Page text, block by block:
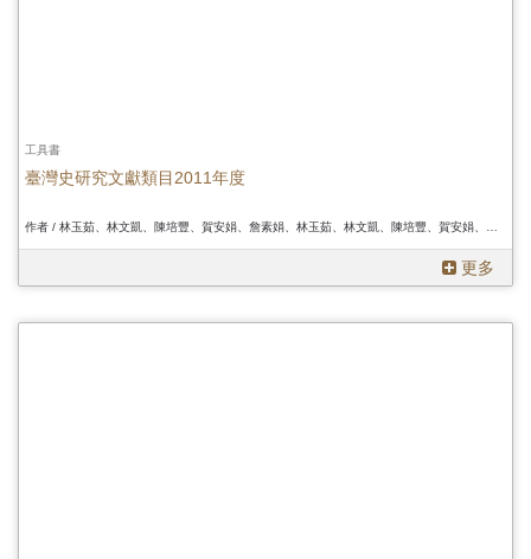
工具書
臺灣史研究文獻類目2011年度
作者 / 林玉茹、林文凱、陳培豐、賀安娟、詹素娟、林玉茹、林文凱、陳培豐、賀安娟、詹素娟、林玉茹、林文凱、陳培豐、賀安娟、詹素娟
更多